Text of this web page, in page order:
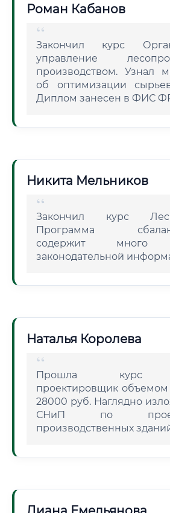
Роман Кабанов
Закончил курс
управление
производством. Узнал
об оптимизации
Диплом занесен в ФИС
Никита Мельников
Закончил курс
Программа
содержит много
законодательной
Наталья Королева
Прошла курс
проектировщик объемом
28000 руб. Наглядно
СНиП по
производственных